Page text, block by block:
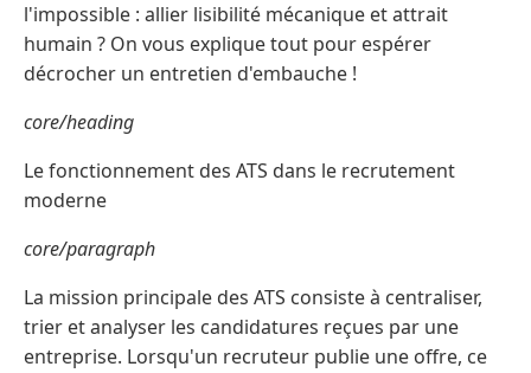
l'impossible : allier lisibilité mécanique et attrait
humain ? On vous explique tout pour espérer
décrocher un entretien d'embauche !
core/heading
Le fonctionnement des ATS dans le recrutement
moderne
core/paragraph
La mission principale des ATS consiste à centraliser,
trier et analyser les candidatures reçues par une
entreprise. Lorsqu'un recruteur publie une offre, ce